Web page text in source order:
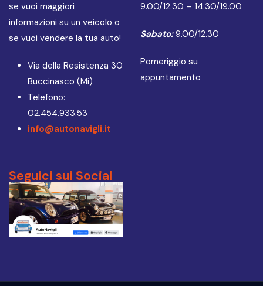
se vuoi maggiori
informazioni su un veicolo o
se vuoi vendere la tua auto!
Via della Resistenza 30
Buccinasco (Mi)
Telefono:
02.454.933.53
info@autonavigli.it
9.00/12.30 – 14.30/19.00
Sabato:9.00/12.30
Pomeriggio su
appuntamento
Seguici sui Social